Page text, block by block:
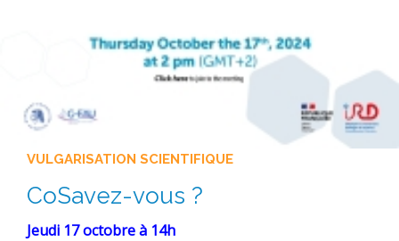
VULGARISATION SCIENTIFIQUE
CoSavez-vous ?
Jeudi 17 octobre à 14h